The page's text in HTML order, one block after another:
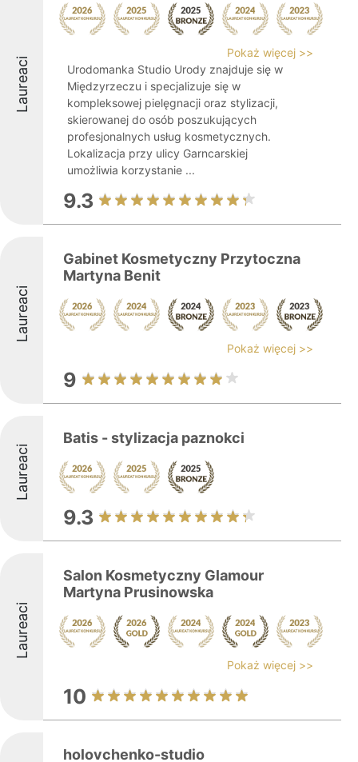
Laureaci
Pokaż więcej >>
Urodomanka Studio Urody znajduje się w
Międzyrzeczu i specjalizuje się w
kompleksowej pielęgnacji oraz stylizacji,
skierowanej do osób poszukujących
profesjonalnych usług kosmetycznych.
Lokalizacja przy ulicy Garncarskiej
umożliwia korzystanie ...
9.3
Laureaci
Gabinet Kosmetyczny Przytoczna
Martyna Benit
Pokaż więcej >>
9
Laureaci
Batis - stylizacja paznokci
9.3
Laureaci
Salon Kosmetyczny Glamour
Martyna Prusinowska
Pokaż więcej >>
10
holovchenko-studio